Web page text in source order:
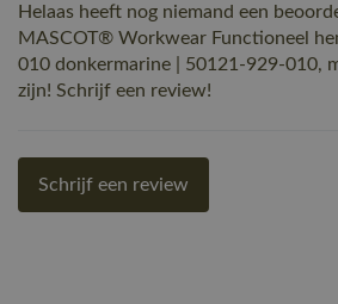
Helaas heeft nog niemand een
MASCOT® Workwear Functioneel
010 donkermarine | 50121-929-010,
zijn! Schrijf een review!
Schrijf een review